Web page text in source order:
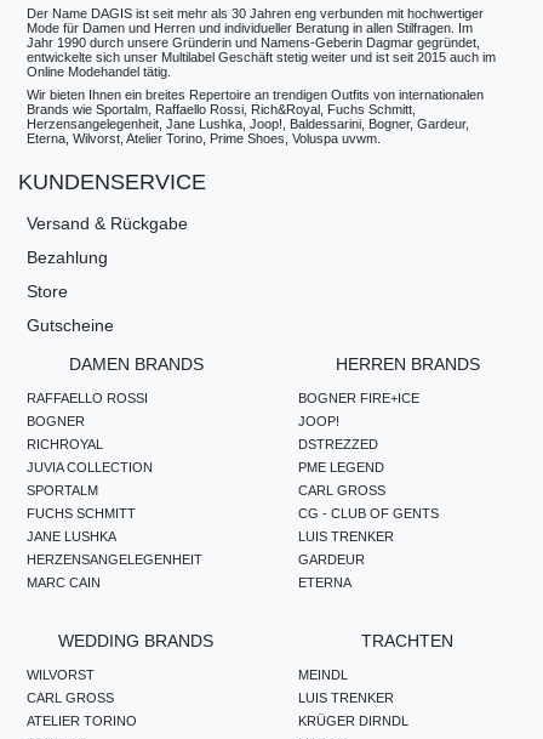
Der Name DAGIS ist seit mehr als 30 Jahren eng verbunden mit hochwertiger
Mode für Damen und Herren und individueller Beratung in allen Stilfragen. Im
Jahr 1990 durch unsere Gründerin und Namens-Geberin Dagmar gegründet,
entwickelte sich unser Multilabel Geschäft stetig weiter und ist seit 2015 auch im
Online Modehandel tätig.
Wir bieten Ihnen ein breites Repertoire an trendigen Outfits von internationalen
Brands wie Sportalm, Raffaello Rossi, Rich&Royal, Fuchs Schmitt,
Herzensangelegenheit, Jane Lushka, Joop!, Baldessarini, Bogner, Gardeur,
Eterna, Wilvorst, Atelier Torino, Prime Shoes, Voluspa uvwm.
KUNDENSERVICE
Versand & Rückgabe
Bezahlung
Store
Gutscheine
DAMEN BRANDS
RAFFAELLO ROSSI
BOGNER
RICHROYAL
JUVIA COLLECTION
SPORTALM
FUCHS SCHMITT
JANE LUSHKA
HERZENSANGELEGENHEIT
MARC CAIN
HERREN BRANDS
BOGNER FIRE+ICE
JOOP!
DSTREZZED
PME LEGEND
CARL GROSS
CG - CLUB OF GENTS
LUIS TRENKER
GARDEUR
ETERNA
WEDDING BRANDS
WILVORST
CARL GROSS
ATELIER TORINO
TRACHTEN
MEINDL
LUIS TRENKER
KRÜGER DIRNDL